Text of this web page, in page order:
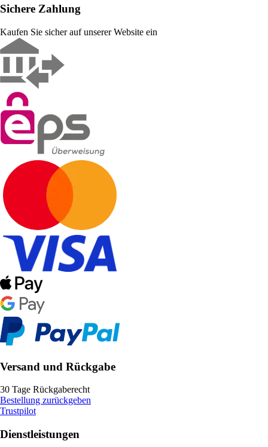
Sichere Zahlung
Kaufen Sie sicher auf unserer Website ein
Versand und Rückgabe
30 Tage Rückgaberecht
Bestellung zurückgeben
Trustpilot
Dienstleistungen